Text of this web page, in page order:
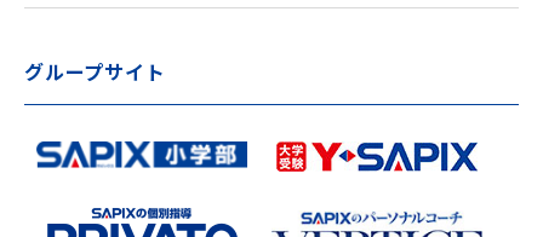
グループサイト